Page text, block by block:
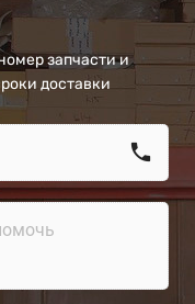
запчасти и
доставки
call